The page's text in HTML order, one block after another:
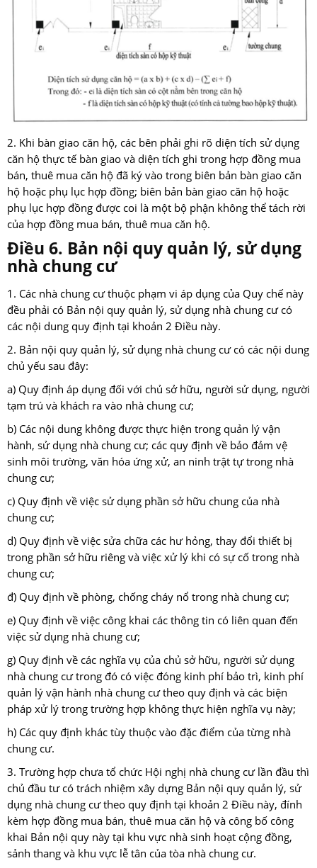
2. Khi bàn giao căn hộ, các bên phải ghi rõ diện tích sử dụng
căn hộ thực tế bàn giao và diện tích ghi trong hợp đồng mua
bán, thuê mua căn hộ đã ký vào trong biên bản bàn giao căn
hộ hoặc phụ lục hợp đồng; biên bản bàn giao căn hộ hoặc
phụ lục hợp đồng được coi là một bộ phận không thể tách rời
của hợp đồng mua bán, thuê mua căn hộ.
Điều 6. Bản nội quy quản lý, sử dụng
nhà chung cư
1. Các nhà chung cư thuộc phạm vi áp dụng của Quy chế này
đều phải có Bản nội quy quản lý, sử dụng nhà chung cư có
các nội dung quy định tại khoản 2 Điều này.
2. Bản nội quy quản lý, sử dụng nhà chung cư có các nội dung
chủ yếu sau đây:
a) Quy định áp dụng đối với chủ sở hữu, người sử dụng, người
tạm trú và khách ra vào nhà chung cư;
b) Các nội dung không được thực hiện trong quản lý vận
hành, sử dụng nhà chung cư; các quy định về bảo đảm vệ
sinh môi trường, văn hóa ứng xử, an ninh trật tự trong nhà
chung cư;
c) Quy định về việc sử dụng phần sở hữu chung của nhà
chung cư;
d) Quy định về việc sửa chữa các hư hỏng, thay đổi thiết bị
trong phần sở hữu riêng và việc xử lý khi có sự cố trong nhà
chung cư;
đ) Quy định về phòng, chống cháy nổ trong nhà chung cư;
e) Quy định về việc công khai các thông tin có liên quan đến
việc sử dụng nhà chung cư;
g) Quy định về các nghĩa vụ của chủ sở hữu, người sử dụng
nhà chung cư trong đó có việc đóng kinh phí bảo trì, kinh phí
quản lý vận hành nhà chung cư theo quy định và các biện
pháp xử lý trong trường hợp không thực hiện nghĩa vụ này;
h) Các quy định khác tùy thuộc vào đặc điểm của từng nhà
chung cư.
3. Trường hợp chưa tổ chức Hội nghị nhà chung cư lần đầu thì
chủ đầu tư có trách nhiệm xây dựng Bản nội quy quản lý, sử
dụng nhà chung cư theo quy định tại khoản 2 Điều này, đính
kèm hợp đồng mua bán, thuê mua căn hộ và công bố công
khai Bản nội quy này tại khu vực nhà sinh hoạt cộng đồng,
sảnh thang và khu vực lễ tân của tòa nhà chung cư.